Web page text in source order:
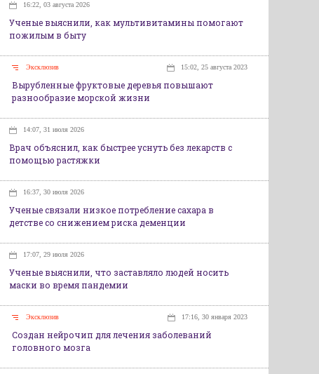
16:22, 03 августа 2026
Ученые выяснили, как мультивитамины помогают
пожилым в быту
Эксклюзив 15:02, 25 августа 2023
Вырубленные фруктовые деревья повышают
разнообразие морской жизни
14:07, 31 июля 2026
Врач объяснил, как быстрее уснуть без лекарств с
помощью растяжки
16:37, 30 июля 2026
Ученые связали низкое потребление сахара в
детстве со снижением риска деменции
17:07, 29 июля 2026
Ученые выяснили, что заставляло людей носить
маски во время пандемии
Эксклюзив 17:16, 30 января 2023
Создан нейрочип для лечения заболеваний
головного мозга